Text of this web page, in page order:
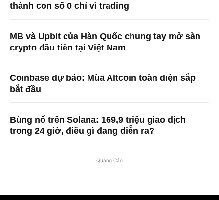
thành con số 0 chỉ vì trading
MB và Upbit của Hàn Quốc chung tay mở sàn
crypto đầu tiên tại Việt Nam
Coinbase dự báo: Mùa Altcoin toàn diện sắp
bắt đầu
Bùng nổ trên Solana: 169,9 triệu giao dịch
trong 24 giờ, điều gì đang diễn ra?
Quảng Cáo